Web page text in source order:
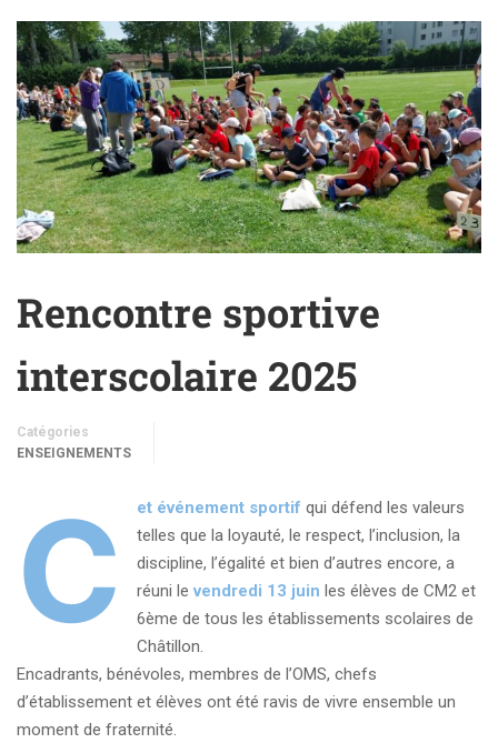
Rencontre sportive
interscolaire 2025
Catégories
ENSEIGNEMENTS
C et événement sportif qui défend les valeurs
telles que la loyauté, le respect, l’inclusion, la
discipline, l’égalité et bien d’autres encore, a
réuni le vendredi 13 juin les élèves de CM2 et
6ème de tous les établissements scolaires de
Châtillon.
Encadrants, bénévoles, membres de l’OMS, chefs
d’établissement et élèves ont été ravis de vivre ensemble un
moment de fraternité.